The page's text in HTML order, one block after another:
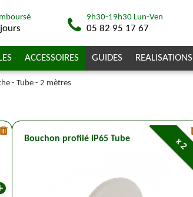
9h30-19h30 Lun-Ven
05 82 95 17 67
ACCESSOIRES GUIDES REALISATIONS
- Tube - 2 mètres
x 2
Bouchon profilé IP65 Tube